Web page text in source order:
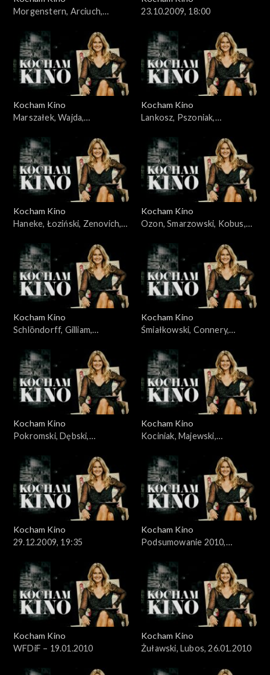
Morgenstern, Arciuch,
23.10.2009, 18:00
Kocham Kino
Marszałek, Wajda,
Kocham Kino
Lankosz, Pszoniak,
Kocham Kino
Haneke, Łoziński, Zenovich,
Kocham Kino
Ozon, Smarzowski, Kobus,
Kocham Kino
Schlöndorff, Gilliam,
Kocham Kino
Śmiałkowski, Connery,
Kocham Kino
Pokromski, Dębski,
Kocham Kino
Kociniak, Majewski,
Kocham Kino
29.12.2009, 19:35
Kocham Kino
Podsumowanie 2010,
Kocham Kino
WFDiF – 19.01.2010
Kocham Kino
Żuławski, Lubos, 26.01.2010